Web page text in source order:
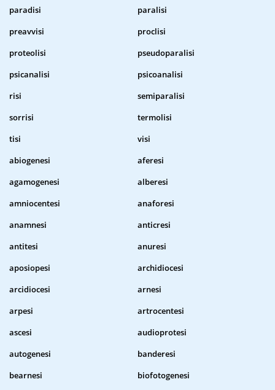
paradisi
paralisi
preavvisi
proclisi
proteolisi
pseudoparalisi
psicanalisi
psicoanalisi
risi
semiparalisi
sorrisi
termolisi
tisi
visi
abiogenesi
aferesi
agamogenesi
alberesi
amniocentesi
anaforesi
anamnesi
anticresi
antitesi
anuresi
aposiopesi
archidiocesi
arcidiocesi
arnesi
arpesi
artrocentesi
ascesi
audioprotesi
autogenesi
banderesi
bearnesi
biofotogenesi